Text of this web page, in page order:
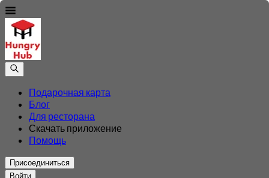
Подарочная карта
Блог
Для ресторана
Скачать приложение
Помощь
Присоединиться
Войти